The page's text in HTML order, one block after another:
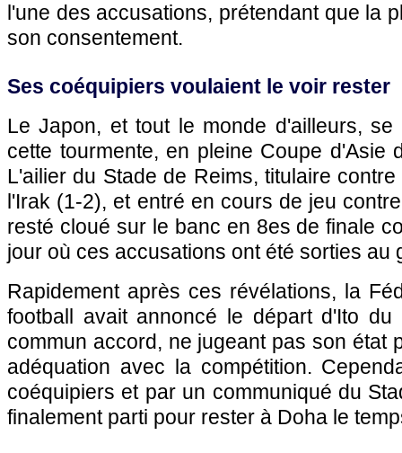
l'une des accusations, prétendant que la
son consentement.
Ses coéquipiers voulaient le voir rester
Le Japon, et tout le monde d'ailleurs,
cette tourmente, en pleine Coupe d'Asie
L'ailier du Stade de Reims, titulaire
l'Irak (1-2), et entré en cours de jeu
resté cloué sur le banc en 8es de finale
jour où ces accusations ont été sorties au
Rapidement après ces révélations, la
football avait annoncé le départ d'Ito du
commun accord, ne jugeant pas son état
adéquation avec la compétition.
coéquipiers et par un communiqué du
finalement parti pour rester à Doha le